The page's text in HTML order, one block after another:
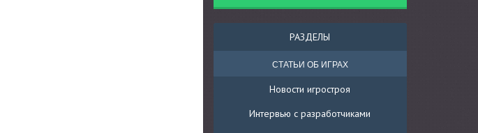
РАЗДЕЛЫ
СТАТЬИ ОБ ИГРАХ
Новости игростроя
Интервью с разработчиками